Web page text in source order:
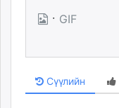
· GIF
Сүүлийн